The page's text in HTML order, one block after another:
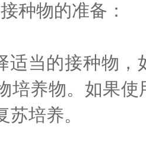
物的准备：
当的接种物，
培养物。如果
苏培养。